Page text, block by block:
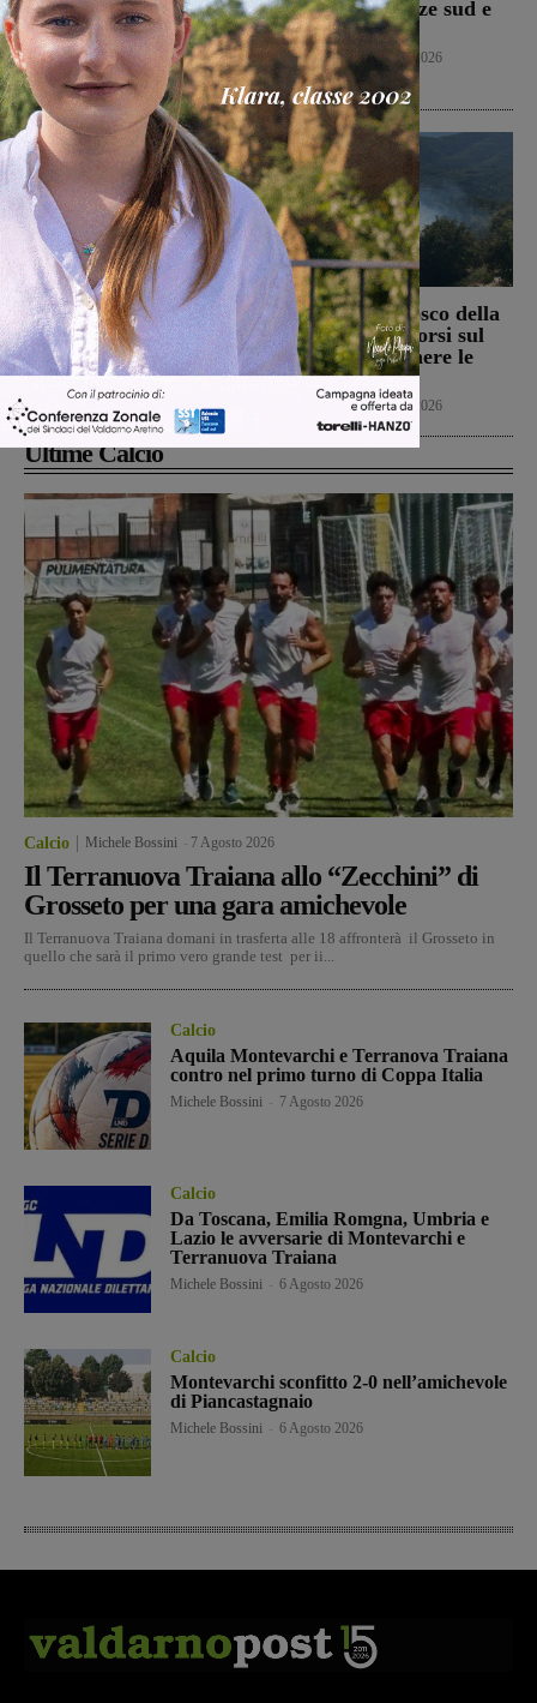
oliveta e bosco a San
Pancrazio. Tre ettari
l’area bruciata
Cronaca 7 Agosto 2026
fuoco tra Firenze sud e
Incisa Reggello
Cronaca 7 Agosto 2026
Il Terranuova Traiana
allo “Zecchini” di
Grosseto per una gara
amichevole
Calcio 7 Agosto 2026
Incendio nel bosco della
Trappola. Soccorsi sul
posto per spegnere le
fiamme
7 Agosto 2026
Ultime Calcio
Calcio Michele Bossini 7 Agosto 2026
Il Terranuova Traiana allo “Zecchini” di
Grosseto per una gara amichevole
Il Terranuova Traiana domani in trasferta alle 18 affronterà il Grosseto in
quello che sarà il primo vero grande test per ii...
Calcio
Aquila Montevarchi e Terranova Traiana
contro nel primo turno di Coppa Italia
Michele Bossini 7 Agosto 2026
Calcio
Da Toscana, Emilia Romgna, Umbria e
Lazio le avversarie di Montevarchi e
Terranuova Traiana
Michele Bossini 6 Agosto 2026
Calcio
Montevarchi sconfitto 2-0 nell’amichevole
di Piancastagnaio
Michele Bossini 6 Agosto 2026